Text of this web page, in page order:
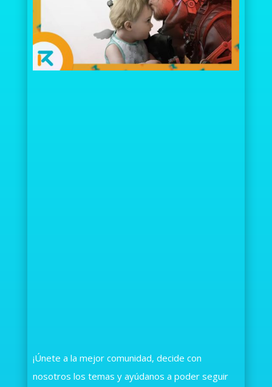
¡Únete a la mejor comunidad, decide con
nosotros los temas y ayúdanos a poder seguir